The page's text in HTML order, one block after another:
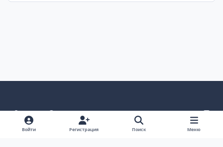
Светлый режим
Темный режим
Как в системе
v
k
Политика конфиденциальности
Войти Регистрация Поиск Меню